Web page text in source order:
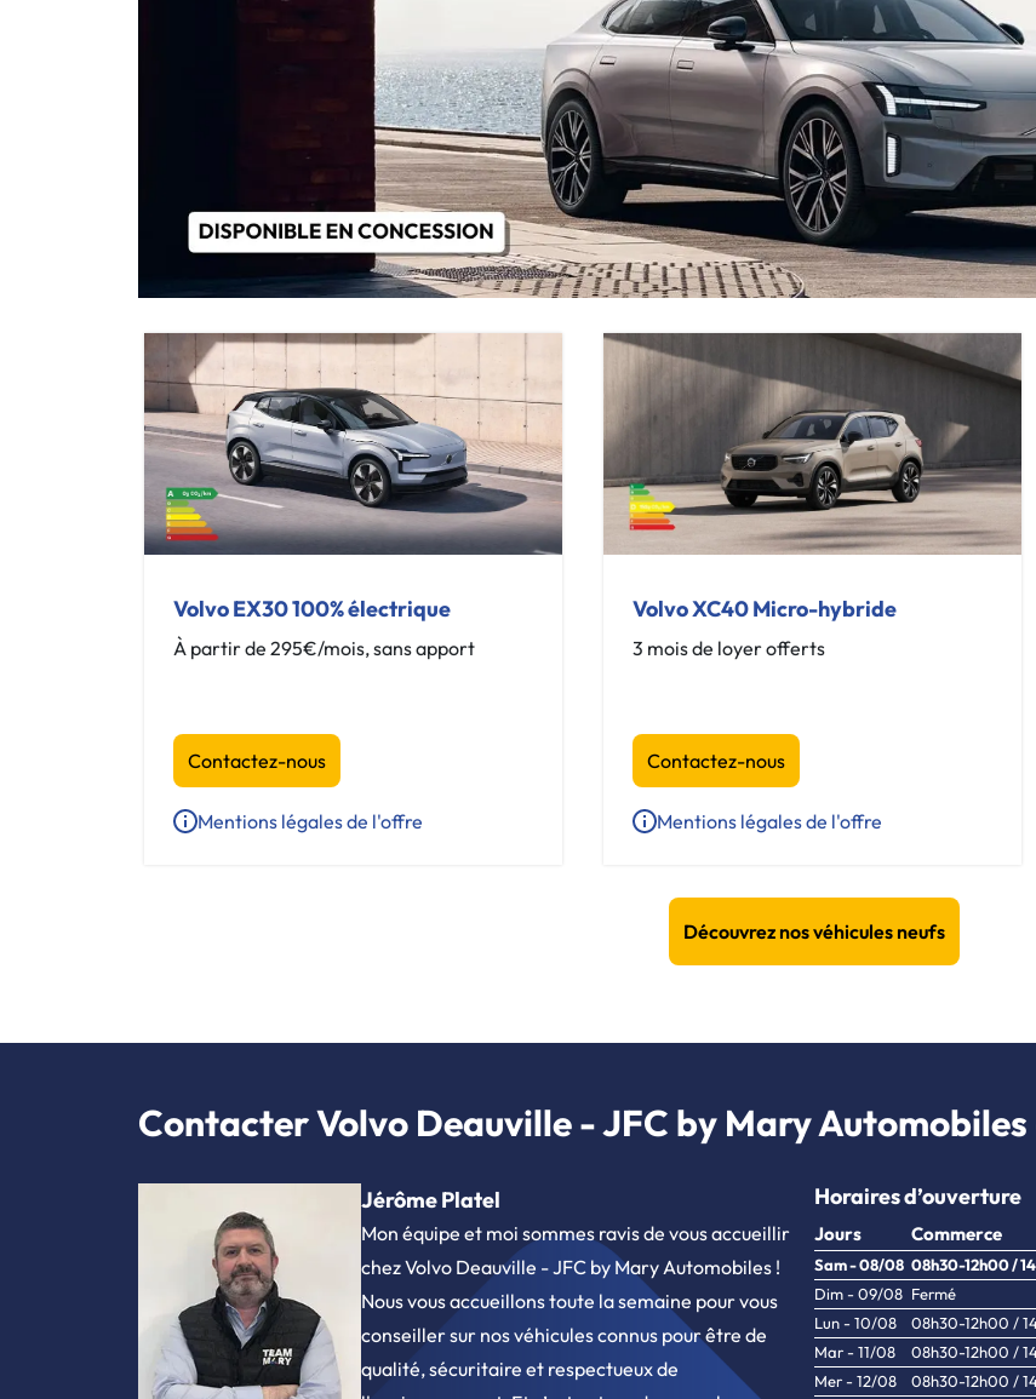
Volvo EX30 100% électrique
À partir de 295€/mois, sans apport
Contactez-nous
Mentions légales de l'offre
Volvo XC40 Micro-hybride
3 mois de loyer offerts
Contactez-nous
Mentions légales de l'offre
Découvrez nos véhicules neufs
Contacter Volvo Deauville - JFC by Mary
Jérôme Platel
Mon équipe et moi sommes ravis de vous accueillir
chez Volvo Deauville - JFC by Mary Automobiles !
Nous vous accueillons toute la semaine pour vous
conseiller sur nos véhicules connus pour être de
qualité, sécuritaire et respectueux de
Horaires d’ouverture
Jours
Sam - 08/08
Dim - 09/08
Lun - 10/08
Mar - 11/08
Mer - 12/08
Commerce
08h30-12h00 /
Fermé
08h30-12h00 /
08h30-12h00 /
08h30-12h00 /